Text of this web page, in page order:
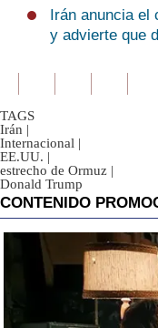
Irán anuncia
y advierte que
TAGS
Irán |
Internacional |
EE.UU. |
estrecho de Ormuz |
Donald Trump